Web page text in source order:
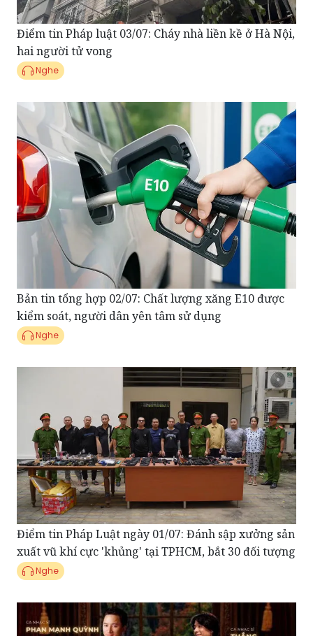
hai người tử vong
Nghe
Bản tin tổng hợp 02/07: Chất lượng xăng E10 được
kiểm soát, người dân yên tâm sử dụng
Nghe
Điểm tin Pháp Luật ngày 01/07: Đánh sập xưởng sản
xuất vũ khí cực 'khủng' tại TPHCM, bắt 30 đối tượng
Nghe